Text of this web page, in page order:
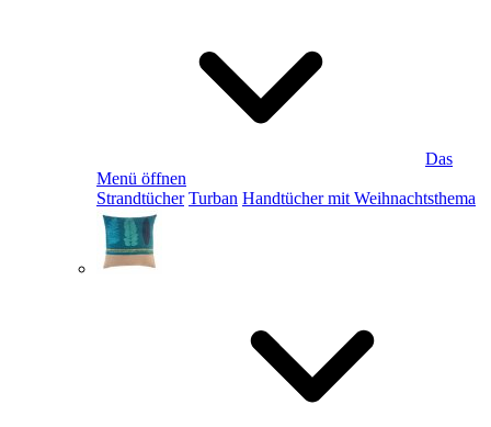
Das
Menü öffnen
Strandtücher Turban Handtücher mit Weihnachtsthema